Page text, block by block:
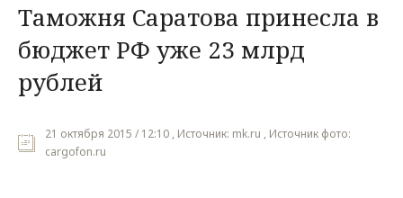
Таможня Саратова принесла в
бюджет РФ уже 23 млрд
рублей
21 октября 2015 / 12:10 , Источник: mk.ru , Источник фото:
cargofon.ru